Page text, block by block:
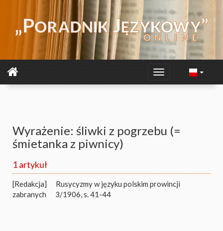
Wyrażenie: śliwki z pogrzebu (=
śmietanka z piwnicy)
1 artykuł
[Redakcja]
Rusycyzmy w języku polskim prowincji
zabranych
3/1906, s. 41-44